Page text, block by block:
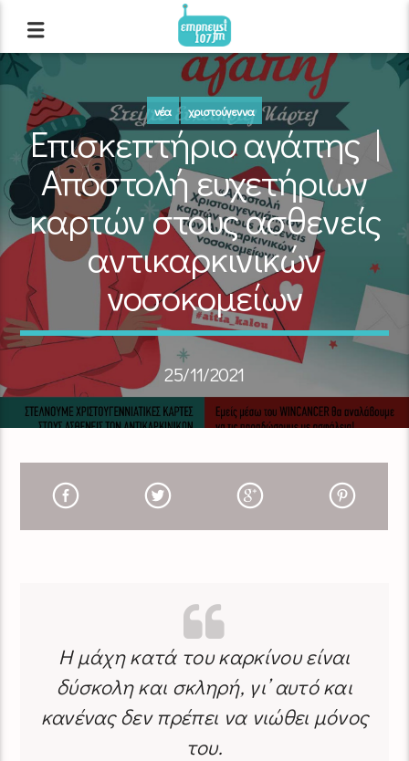
νέα χριστούγεννα
Επισκεπτήριο αγάπης |
Αποστολή ευχετήριων
καρτών στους ασθενείς
αντικαρκινικών
νοσοκομείων
25/11/2021
Η μάχη κατά του καρκίνου είναι
δύσκολη και σκληρή, γι’ αυτό και
κανένας δεν πρέπει να νιώθει μόνος
του.